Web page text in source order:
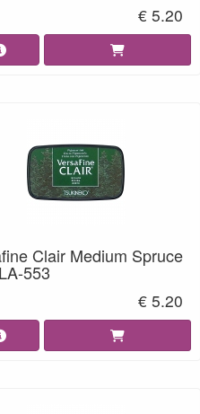
€ 5.20
Clair Medium Spruce
553
€ 5.20